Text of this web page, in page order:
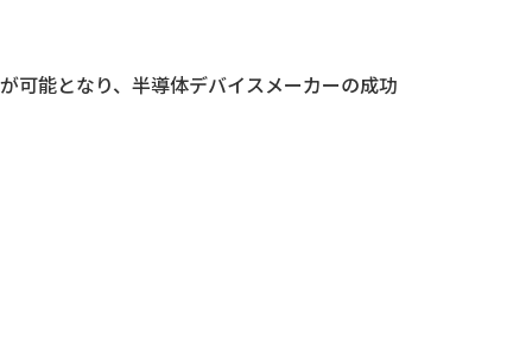
可能となり、半導体デバイスメーカーの成功